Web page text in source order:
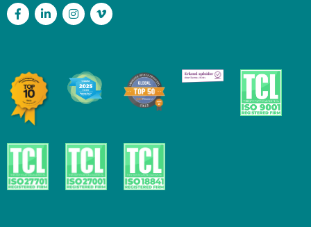
Facebook
LinkedInInstagram
Vimeo